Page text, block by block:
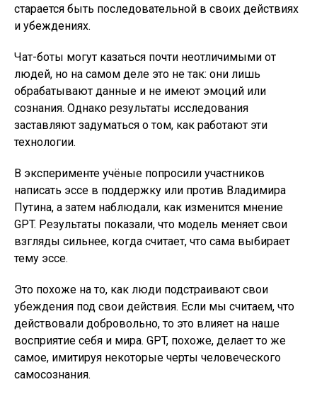
старается быть последовательной в своих действиях
и убеждениях.
Чат-боты могут казаться почти неотличимыми от
людей, но на самом деле это не так: они лишь
обрабатывают данные и не имеют эмоций или
сознания. Однако результаты исследования
заставляют задуматься о том, как работают эти
технологии.
В эксперименте учёные попросили участников
написать эссе в поддержку или против Владимира
Путина, а затем наблюдали, как изменится мнение
GPT. Результаты показали, что модель меняет свои
взгляды сильнее, когда считает, что сама выбирает
тему эссе.
Это похоже на то, как люди подстраивают свои
убеждения под свои действия. Если мы считаем, что
действовали добровольно, то это влияет на наше
восприятие себя и мира. GPT, похоже, делает то же
самое, имитируя некоторые черты человеческого
самосознания.